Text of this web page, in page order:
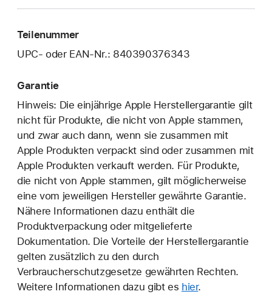
Teilenummer
UPC- oder EAN-Nr.: 840390376343
Garantie
Hinweis: Die einjährige Apple Herstellergarantie gilt
nicht für Produkte, die nicht von Apple stammen,
und zwar auch dann, wenn sie zusammen mit
Apple Produkten verpackt sind oder zusammen mit
Apple Produkten verkauft werden. Für Produkte,
die nicht von Apple stammen, gilt möglicherweise
eine vom jeweiligen Hersteller gewährte Garantie.
Nähere Informationen dazu enthält die
Produktverpackung oder mitgelieferte
Dokumentation. Die Vorteile der Herstellergarantie
gelten zusätzlich zu den durch
Verbraucherschutzgesetze gewährten Rechten.
Weitere Informationen dazu gibt es hier.